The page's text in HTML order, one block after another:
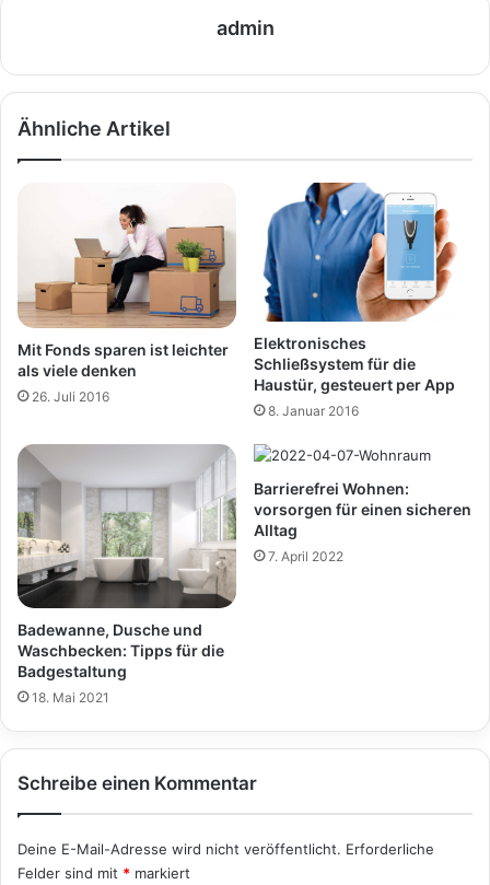
admin
Ähnliche Artikel
Mit Fonds sparen ist leichter
als viele denken
26. Juli 2016
Elektronisches
Schließsystem für die
Haustür, gesteuert per App
8. Januar 2016
Badewanne, Dusche und
Waschbecken: Tipps für die
Badgestaltung
18. Mai 2021
Barrierefrei Wohnen:
vorsorgen für einen sicheren
Alltag
7. April 2022
Schreibe einen Kommentar
Deine E-Mail-Adresse wird nicht veröffentlicht. Erforderliche
Felder sind mit * markiert